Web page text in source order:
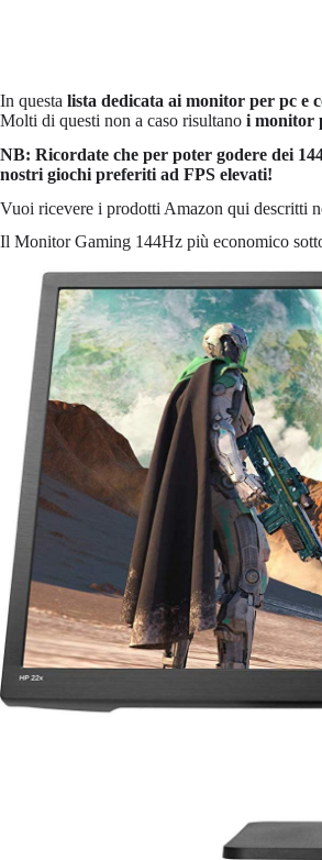
In questa lista dedicata ai monitor per pc e
Molti di questi non a caso risultano i monitor
NB: Ricordate che per poter godere dei
nostri giochi preferiti ad FPS elevati!
Vuoi ricevere i prodotti Amazon qui descritti
Il Monitor Gaming 144Hz più economico